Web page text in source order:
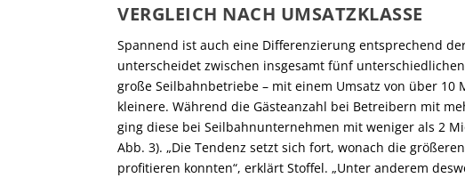
VERGLEICH NACH UMSATZKLASSE
Spannend ist auch eine Differenzierung entsprechend
unterscheidet zwischen insgesamt fünf
große Seilbahnbetriebe – mit einem Umsatz von über 10
kleinere. Während die Gästeanzahl bei Betreibern mit
ging diese bei Seilbahnunternehmen mit weniger als 2
Abb. 3). „Die Tendenz setzt sich fort, wonach die
profitieren konnten“, erklärt Stoffel. „Unter anderem